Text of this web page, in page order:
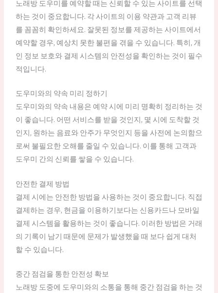
노래방 도우미를 예약할 때는 신뢰할 수 있는 사이트를 선택
하는 것이 중요합니다. 각 사이트의 이용 약관과 고객 리뷰
를 꼼꼼히 확인하세요. 잘못된 정보를 제공하는 사이트에서
예약할 경우, 예상치 못한 불편을 겪을 수 있습니다. 특히, 개
인 정보 보호와 결제 시스템의 안전성을 확인하는 것이 필수
적입니다.
도우미와의 약속 미리 정하기
도우미와의 약속 내용은 예약 시에 미리 명확히 정리하는 것
이 좋습니다. 어떤 서비스를 받을 것인지, 몇 시에 도착할 것
인지, 원하는 음료와 안주가 무엇인지 등을 사전에 논의함으
로써 불필요한 오해를 줄일 수 있습니다. 이를 통해 고객과
도우미 간의 신뢰를 쌓을 수 있습니다.
안전한 결제 방법
결제 시에는 안전한 방법을 사용하는 것이 중요합니다. 직접
결제하는 경우, 현금을 이용하기보다는 신용카드나 모바일
결제 시스템을 활용하는 것이 좋습니다. 이러한 방법은 거래
의 기록이 남기 때문에 문제가 발생했을 때 보다 쉽게 대처
할 수 있습니다.
중간 점검을 통한 안전성 확보
노래방 도중에 도우미와의 소통을 통해 중간 점검을 하는 것